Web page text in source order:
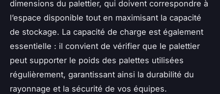
dimensions du palettier, qui doivent correspondre à
l’espace disponible tout en maximisant la capacité
de stockage. La capacité de charge est également
essentielle : il convient de vérifier que le palettier
peut supporter le poids des palettes utilisées
régulièrement, garantissant ainsi la durabilité du
rayonnage et la sécurité de vos équipes.